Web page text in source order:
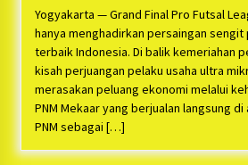
PNM Berangkatkan
Aman Sampai Tujuan
1 tahun ago
Ketua Umum Jurpala
Bayu Nugraha, S.H,
Support Camat
Logistik Ke Posko
Yogyakarta — Grand Final Pro Futsal
hanya menghadirkan persaingan
terbaik Indonesia. Di balik kemeriahan
kisah perjuangan pelaku usaha ultra
merasakan peluang ekonomi melalui
PNM Mekaar yang berjualan langsung
PNM sebagai […]